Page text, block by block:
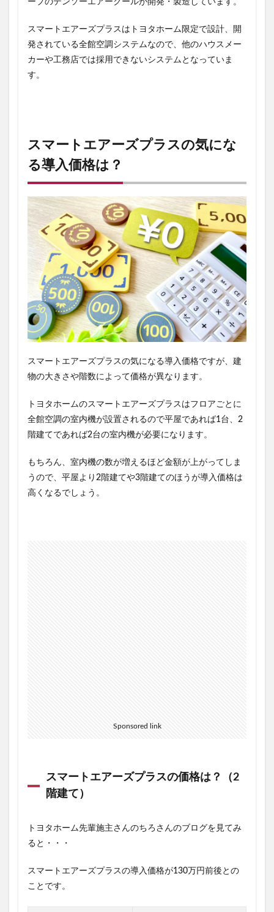
？
ス
マ
ー
ス
を
お
導
す
る
方
法
4.1
キ
ャ
ン
ペ
ー
ン
活
用
す
紹
介
典
を
利
用
スマートエアーズプラスはトヨタホーム限定で設計、開
発されている全館空調システムなので、他のハウスメー
カーや工務店では採用できないシステムとなっていま
す。
スマートエアーズプラスの気にな
る導入価格は？
スマートエアーズプラスの気になる導入価格ですが、建
物の大きさや階数によって価格が異なります。
トヨタホームのスマートエアーズプラスはフロアごとに
全館空調の室内機が設置されるので平屋であれば1台、2
階建てであれば2台の室内機が必要になります。
もちろん、室内機の数が増えるほど金額が上がってしま
うので、 平屋より2階建てや3階建てのほうが導入価格は
高くなるでしょう。
Sponsored link
スマートエアーズプラスの価格は？（2
階建て）
トヨタホーム先輩施主さんのちろさんのブログを見てみ
ると・・・
スマートエアーズプラスの導入価格が130万円前後 との
ことです。